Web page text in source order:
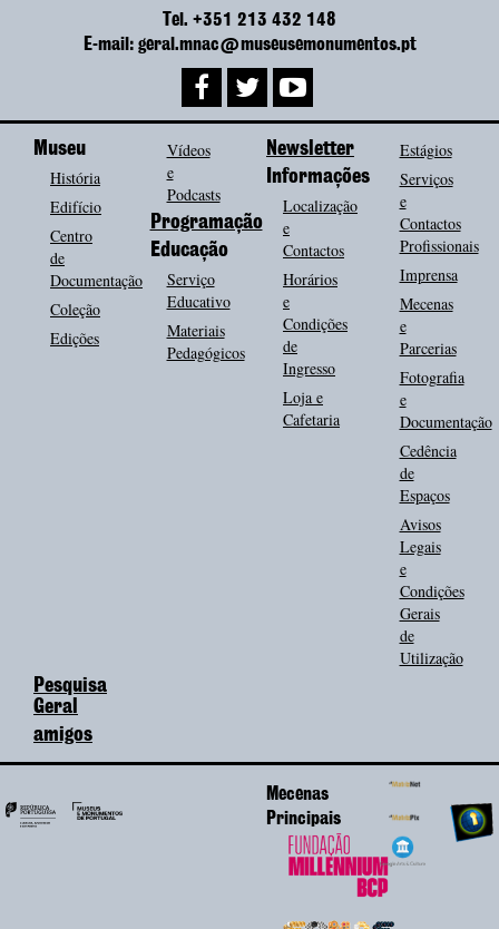
Tel. +351 213 432 148
E-mail: geral.mnac@museusemonumentos.pt
Museu
História
Edifício
Centro
de
Documentação
Coleção
Edições
Vídeos
e
Podcasts
Programação
Educação
Serviço
Educativo
Materiais
Pedagógicos
Newsletter
Informações
Localização
e
Contactos
Horários
e
Condições
de
Ingresso
Loja e
Cafetaria
Estágios
Serviços
e
Contactos
Profissionais
Imprensa
Mecenas
e
Parcerias
Fotografia
e
Documentação
Cedência
de
Espaços
Avisos
Legais
e
Condições
Gerais
de
Utilização
Pesquisa
Geral
amigos
Mecenas
Principais